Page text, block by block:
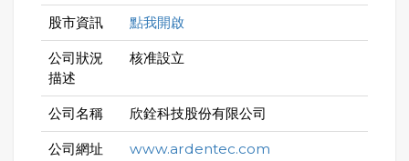
股市資訊 點我開啟
公司狀況
描述
核准設立
公司名稱 欣銓科技股份有限公司
公司網址 www.ardentec.com